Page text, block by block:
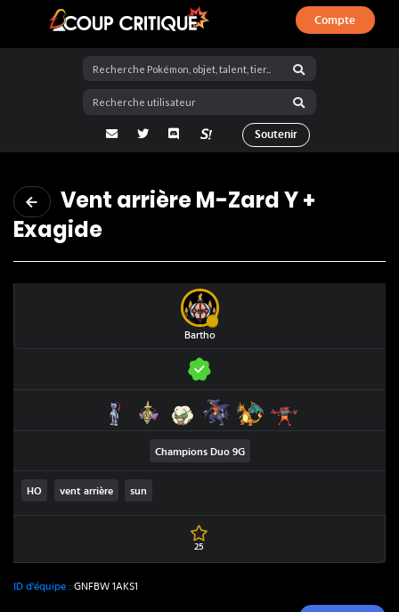
Coup Critique
Compte
adresse email
Twitter Discord La Salty Room sur Pokémon
Soutenir
Vent arrière M-Zard Y +
Exagide
Bartho
Farfurex Exagide FarfaduvetCarchacrokDracaufeu
Champions Duo 9G
HO vent arrière sun
25
ID d'équipe : GNFBW 1AKS1